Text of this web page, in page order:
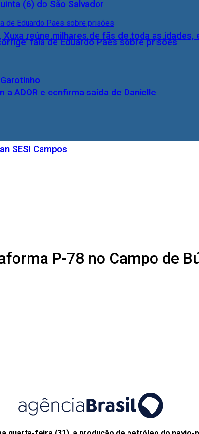
reúne milhares de fãs de toda as idades,
ADOR e confirma saída de Danielle
SESI Campos
(6) do São Salvador
fala de Eduardo Paes sobre prisões
P-78 no Campo de